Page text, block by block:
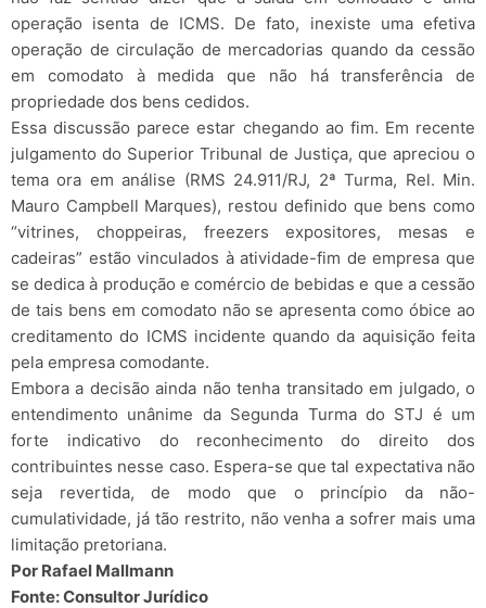
operação isenta de ICMS. De fato, inexiste uma efetiva
operação de circulação de mercadorias quando da cessão
em comodato à medida que não há transferência de
propriedade dos bens cedidos.
Essa discussão parece estar chegando ao fim. Em recente
julgamento do Superior Tribunal de Justiça, que apreciou o
tema ora em análise (RMS 24.911/RJ, 2ª Turma, Rel. Min.
Mauro Campbell Marques), restou definido que bens como
“vitrines, choppeiras, freezers expositores, mesas e
cadeiras” estão vinculados à atividade-fim de empresa que
se dedica à produção e comércio de bebidas e que a cessão
de tais bens em comodato não se apresenta como óbice ao
creditamento do ICMS incidente quando da aquisição feita
pela empresa comodante.
Embora a decisão ainda não tenha transitado em julgado, o
entendimento unânime da Segunda Turma do STJ é um
forte indicativo do reconhecimento do direito dos
contribuintes nesse caso. Espera-se que tal expectativa não
seja revertida, de modo que o princípio da não-
cumulatividade, já tão restrito, não venha a sofrer mais uma
limitação pretoriana.
Por Rafael Mallmann
Fonte: Consultor Jurídico